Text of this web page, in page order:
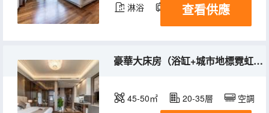
淋浴 電視機 冰箱
查看供應
豪華大床房（浴缸+城市地標霓虹夜景）
45-50㎡ 20-35層 空調